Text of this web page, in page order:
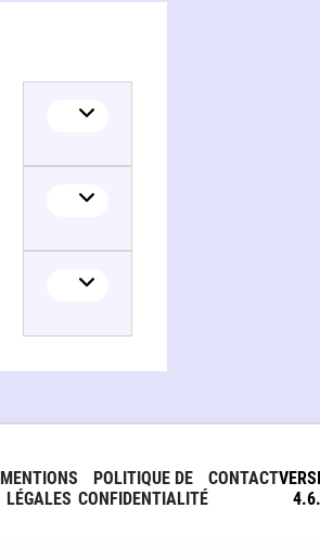
MENTIONS
LÉGALES
POLITIQUE DE
CONFIDENTIALITÉ
CONTACT